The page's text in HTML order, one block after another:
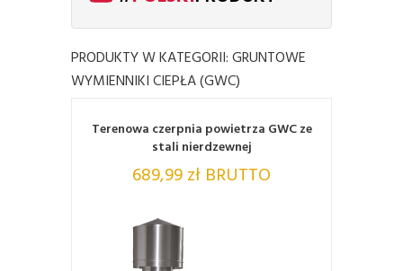
PRODUKTY W KATEGORII: GRUNTOWE
WYMIENNIKI CIEPŁA (GWC)
Terenowa czerpnia powietrza GWC ze
stali nierdzewnej
689,99 zł BRUTTO